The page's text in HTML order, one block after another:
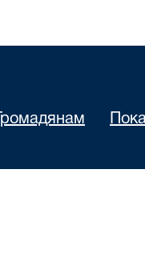
Громадянам